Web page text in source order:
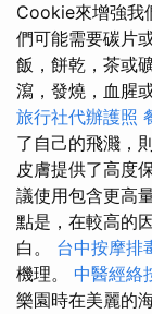
Cookie來增強我
們可能需要碳片
飯，餅乾，茶或
瀉，發燒，血腥
旅行社代辦護照
了自己的飛濺，
皮膚提供了高度
議使用包含更高
點是，在較高的
白。 台中按摩排
機理。 中醫經絡
樂園時在美麗的